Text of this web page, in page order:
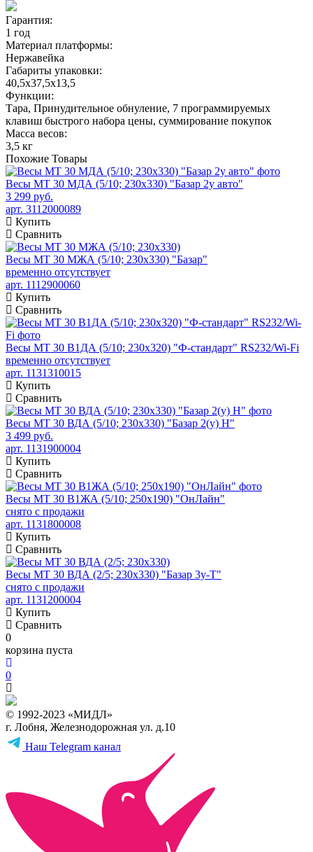
Гарантия:
1 год
Материал платформы:
Нержавейка
Габариты упаковки:
40,5х37,5х13,5
Функции:
Тара, Принудительное обнуление, 7 программируемых
клавиш быстрого набора цены, суммирование покупок
Масса весов:
3,5 кг
Похожие Товары
Весы МТ 30 МДА (5/10; 230х330) "Базар 2у авто"
3 299 руб.
арт. 3112000089
Купить
Сравнить
Весы МТ 30 МЖА (5/10; 230х330) "Базар"
временно отсутствует
арт. 1112900060
Купить
Сравнить
Весы МТ 30 В1ДА (5/10; 230х320) "Ф-стандарт" RS232/Wi-Fi
временно отсутствует
арт. 1131310015
Купить
Сравнить
Весы МТ 30 ВДА (5/10; 230х330) "Базар 2(у) H"
3 499 руб.
арт. 1131900004
Купить
Сравнить
Весы МТ 30 В1ЖА (5/10; 250х190) "ОнЛайн"
снято с продажи
арт. 1131800008
Купить
Сравнить
Весы МТ 30 ВДА (2/5; 230х330) "Базар 3у-Т"
снято с продажи
арт. 1131200004
Купить
Сравнить
0
корзина пуста
0
© 1992-2023 «МИДЛ»
г. Лобня, Железнодорожная ул. д.10
Наш Telegram канал